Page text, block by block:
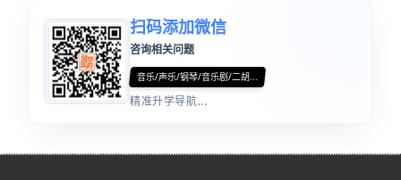
扫码添加微信
咨询相关问题
音乐/声乐/钢琴/音乐剧/二胡...
精准升学导航...